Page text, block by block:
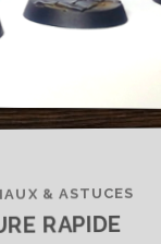
& ASTUCES
RAPIDE